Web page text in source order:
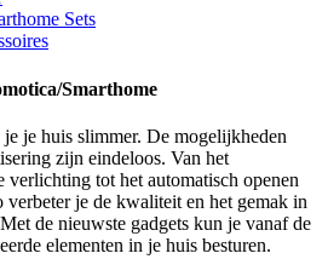
Sets
Smarthome
je huis slimmer. De mogelijkheden
zijn eindeloos. Van het
verlichting tot het automatisch openen
je de kwaliteit en het gemak in
de nieuwste gadgets kun je vanaf de
elementen in je huis besturen.